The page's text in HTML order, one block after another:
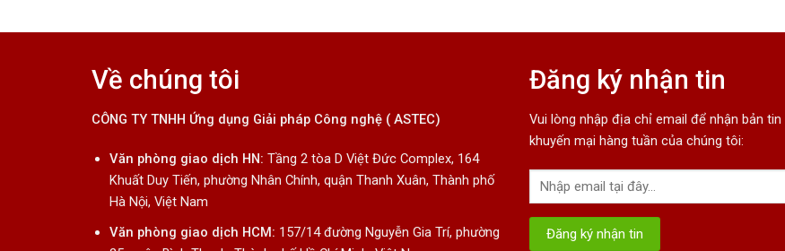
Về chúng tôi
CÔNG TY TNHH Ứng dụng Giải pháp Công nghệ ( ASTEC)
Văn phòng giao dịch HN: Tầng 2 tòa D Việt Đức Complex, 164
Khuất Duy Tiến, phường Nhân Chính, quận Thanh Xuân, Thành phố
Hà Nội, Việt Nam
Văn phòng giao dịch HCM: 157/14 đường Nguyễn Gia Trí, phường
Đăng ký nhận tin
Vui lòng nhập địa chỉ email để nhận bản tin
khuyến mại hàng tuần của chúng tôi: